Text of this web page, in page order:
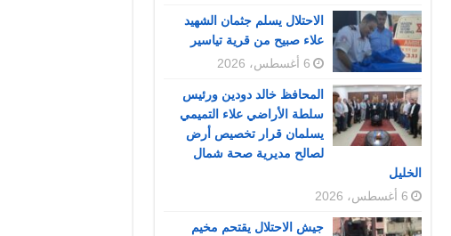
الاحتلال يسلم جثمان الشهيد
علاء صبيح من قرية تياسير
6 أغسطس، 2026
المحافظ خالد دودين ورئيس
سلطة الأراضي علاء التميمي
يسلمان قرار تخصيص أرض
لصالح مديرية صحة شمال
الخليل
6 أغسطس، 2026
جيش الاحتلال يقتحم مخيم